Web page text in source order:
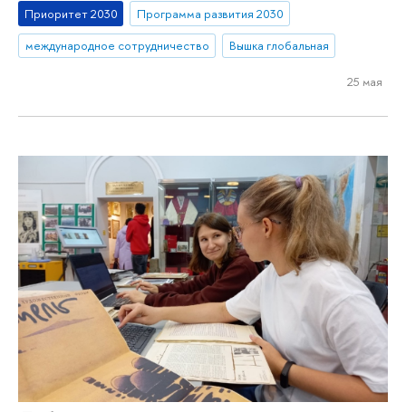
Приоритет 2030
Программа развития 2030
международное сотрудничество
Вышка глобальная
25 мая